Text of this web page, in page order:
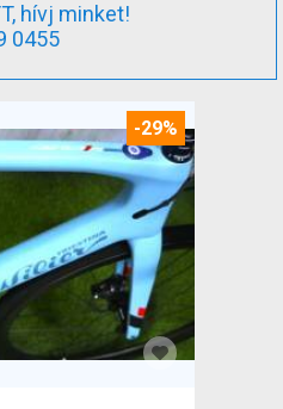
hívj minket!
0455
-29%